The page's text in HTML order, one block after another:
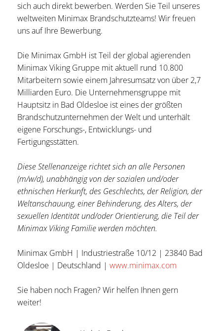
sich auch direkt bewerben. Werden Sie Teil unseres
weltweiten Minimax Brandschutzteams! Wir freuen
uns auf Ihre Bewerbung.
Die Minimax GmbH ist Teil der global agierenden
Minimax Viking Gruppe mit aktuell rund 10.800
Mitarbeitern sowie einem Jahresumsatz von über 2,7
Milliarden Euro. Die Unternehmensgruppe mit
Hauptsitz in Bad Oldesloe ist eines der größten
Brandschutzunternehmen der Welt und unterhält
eigene Forschungs-, Entwicklungs- und
Fertigungsstätten.
Diese Stellenanzeige richtet sich an alle Personen
(m/w/d), unabhängig von der sozialen und/oder
ethnischen Herkunft, des Geschlechts, der Religion, der
Weltanschauung, einer Behinderung, des Alters, der
sexuellen Identität und/oder Orientierung, die Teil der
Minimax Viking Familie werden möchten.
Minimax GmbH | Industriestraße 10/12 | 23840 Bad
Oldesloe | Deutschland | www.minimax.com
Sie haben noch Fragen? Wir helfen Ihnen gern
weiter!